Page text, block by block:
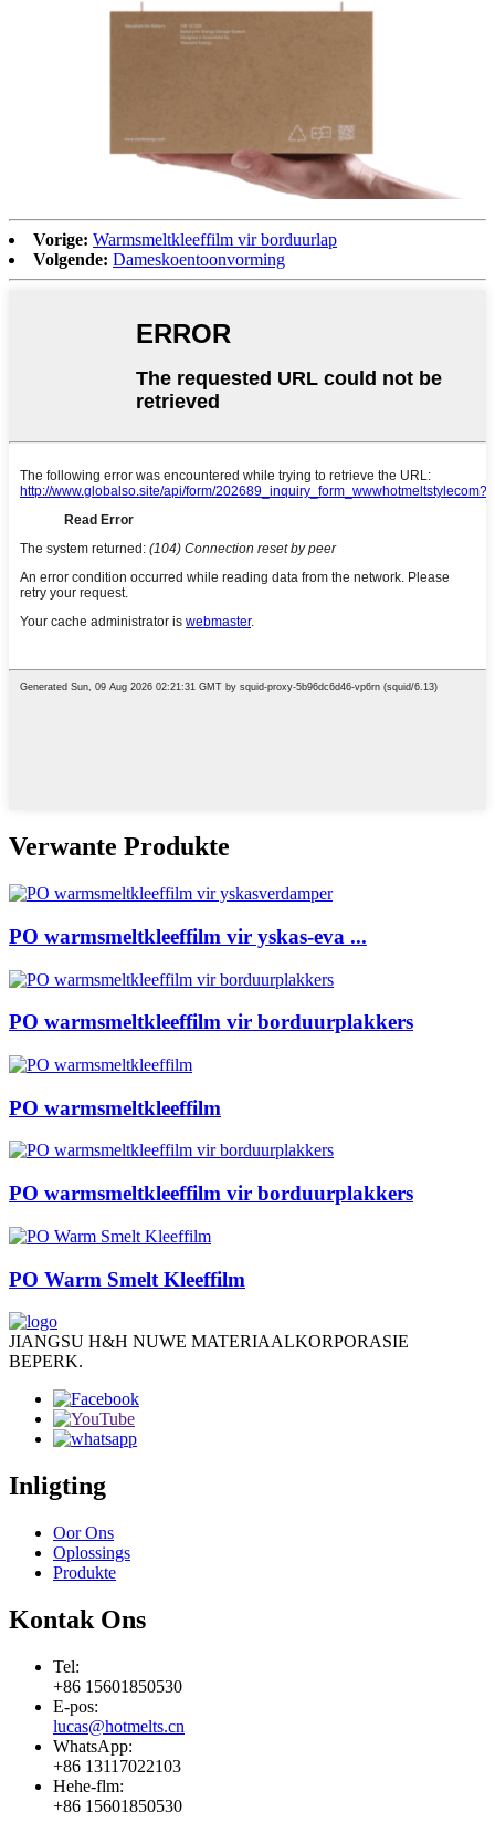
Vorige: Warmsmeltkleeffilm vir borduurlap
Volgende: Dameskoentoonvorming
Verwante Produkte
PO warmsmeltkleeffilm vir yskas-eva ...
PO warmsmeltkleeffilm vir borduurplakkers
PO warmsmeltkleeffilm
PO warmsmeltkleeffilm vir borduurplakkers
PO Warm Smelt Kleeffilm
JIANGSU H&H NUWE MATERIAALKORPORASIE
BEPERK.
Inligting
Oor Ons
Oplossings
Produkte
Kontak Ons
Tel:
+86 15601850530
E-pos:
lucas@hotmelts.cn
WhatsApp:
+86 13117022103
Hehe-flm:
+86 15601850530